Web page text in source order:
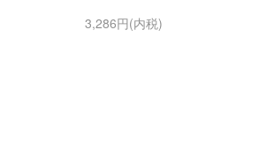
3,286円(内税)